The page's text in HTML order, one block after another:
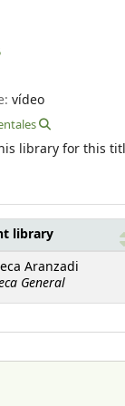
vídeo
library for this
library
Aranzadi
General